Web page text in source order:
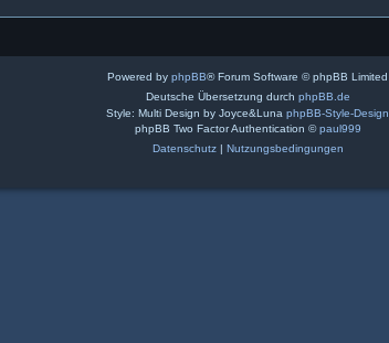
Powered by phpBB® Forum Software © phpBB Limited
Deutsche Übersetzung durch phpBB.de
Style: Multi Design by Joyce&Luna phpBB-Style-Design
phpBB Two Factor Authentication ©paul999
Datenschutz| Nutzungsbedingungen